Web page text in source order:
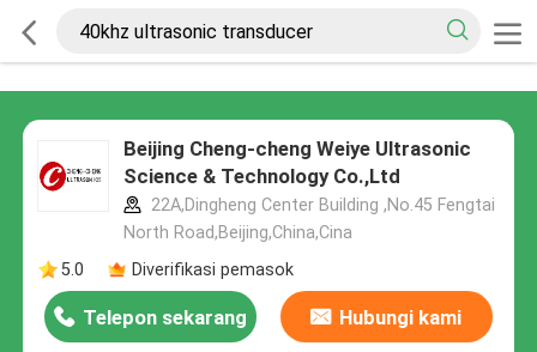
Beijing Cheng-cheng Weiye Ultrasonic
Science & Technology Co.,Ltd
22A,Dingheng Center Building ,No.45 Fengtai
North Road,Beijing,China,Cina
5.0
Diverifikasi pemasok
Telepon sekarang Hubungi kami